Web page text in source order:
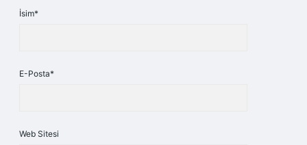
İsim*
E-Posta*
Web Sitesi